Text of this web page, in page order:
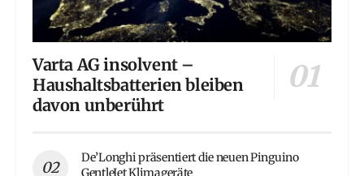
Varta AG insolvent –
Haushaltsbatterien bleiben
davon unberührt
De’Longhi präsentiert die neuen Pinguino
GentleJet Klimageräte